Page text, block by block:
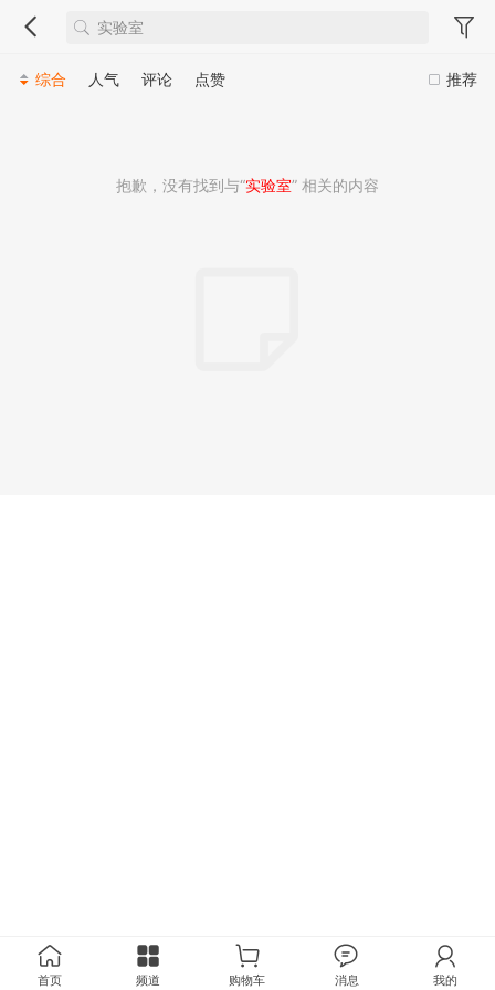
推荐
综合 人气 评论 点赞
抱歉，没有找到与“实验室” 相关的内容
首页 频道 购物车 消息 我的